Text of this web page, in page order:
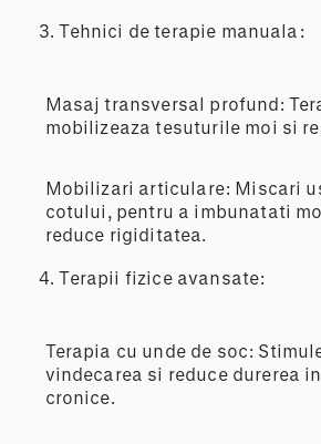
3.Tehnici de terapie manuala:
Masaj transversal profund:
mobilizeaza tesuturile moi si
Mobilizari articulare: Miscari
cotului, pentru a imbunatati
reduce rigiditatea.
4.Terapii fizice avansate:
Terapia cu unde de soc:
vindecarea si reduce durerea
cronice.